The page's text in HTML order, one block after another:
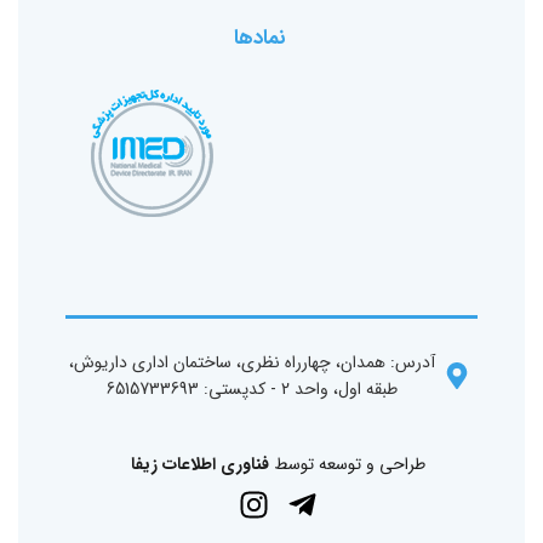
نمادها
آدرس: همدان، چهارراه نظری، ساختمان اداری داریوش،
طبقه اول، واحد 2 - کد‌پستی: 6515733693
طراحی و توسعه توسطفناوری اطلاعات زیفا